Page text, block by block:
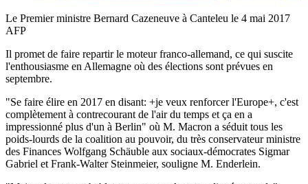
Le Premier ministre Bernard Cazeneuve à Canteleu le 4 mai 2017
AFP
Il promet de faire repartir le moteur franco-allemand, ce qui suscite
l'enthousiasme en Allemagne où des élections sont prévues en
septembre.
"Se faire élire en 2017 en disant: +je veux renforcer l'Europe+, c'est
complètement à contrecourant de l'air du temps et ça en a
impressionné plus d'un à Berlin" où M. Macron a séduit tous les
poids-lourds de la coalition au pouvoir, du très conservateur ministre
des Finances Wolfgang Schäuble aux sociaux-démocrates Sigmar
Gabriel et Frank-Walter Steinmeier, souligne M. Enderlein.